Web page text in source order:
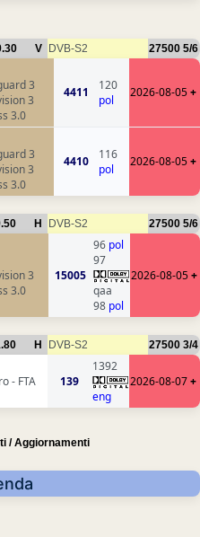
V DVB-S2 27500 5/6
3
3
3.0
4411
120
pol
2026-08-05+
3
3
3.0
4410
116
pol
2026-08-05+
H DVB-S2 27500 5/6
3
3.0
15005
96 pol
97
qaa
98 pol
2026-08-05+
H DVB-S2 27500 3/4
- FTA 139
1392
eng
2026-08-07+
/ Aggiornamenti